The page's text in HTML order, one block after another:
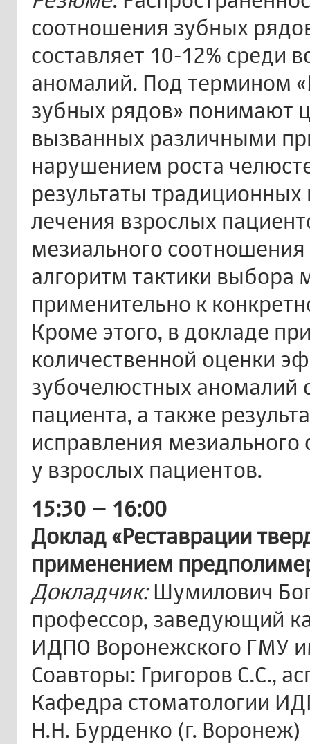
соотношения зубных
составляет 10-12% среди
аномалий. Под термином
зубных рядов» понимают
вызванных различными
нарушением роста
результаты
лечения взрослых
мезиального
алгоритм тактики выбора
применительно к
Кроме этого, в докладе
количественной оценки
зубочелюстных аномалий
пациента, а также
исправления
у взрослых пациентов.
15:30 – 16:00
Доклад «Реставрации
применением
Докладчик:Шумилович
профессор, заведующий
ИДПО Воронежского ГМУ
Соавторы: Григоров С.С.,
Кафедра стоматологии
Н.Н. Бурденко (г. Воронеж)